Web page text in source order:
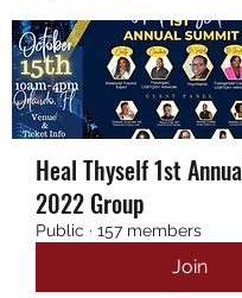
Heal Thyself 1st
2022 Group
Public · 157 members
Join